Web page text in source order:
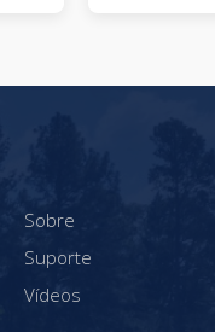
Sobre
Suporte
Vídeos